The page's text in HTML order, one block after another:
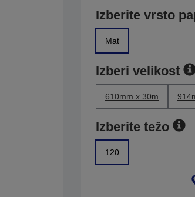
Izberite vrsto
Mat
Izberi velikost
610mm x 30m
Izberite težo
120